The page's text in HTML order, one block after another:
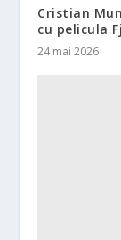
Cristian
cu pelicula
24 mai 2026